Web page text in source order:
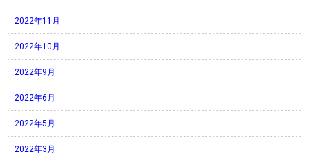
2022年11月
2022年10月
2022年9月
2022年6月
2022年5月
2022年3月